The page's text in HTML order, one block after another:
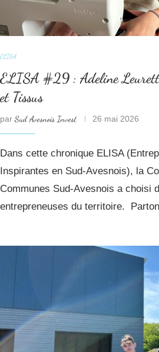
ELISA
ELISA #29 : Adeline
et Tissus
par Sud Avesnois Invest 26 mai 2026
Dans cette chronique ELISA
Inspirantes en Sud-Avesnois), la
Communes Sud-Avesnois a choisi
entrepreneuses du territoire.